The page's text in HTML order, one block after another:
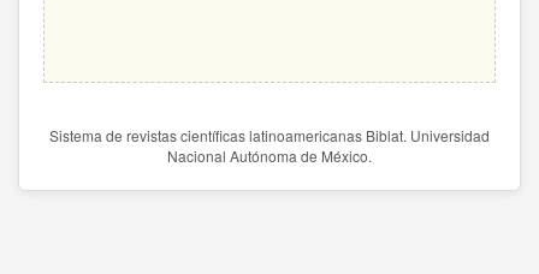
Sistema de revistas científicas latinoamericanas Biblat. Universidad
Nacional Autónoma de México.